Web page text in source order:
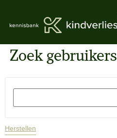
Zoek gebruikers
Herstellen